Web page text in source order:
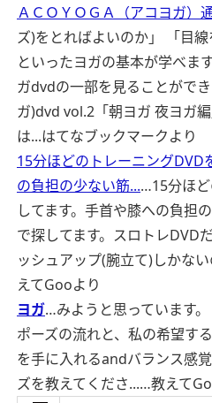
ＡＣＯＹＯＧＡ（アコヨガ）
ズ)をとればよいのか」 「目線
といったヨガの基本が学べま
ガdvdの一部を見ることがで
ガ)dvd vol.2「朝ヨガ 夜ヨガ
は...はてなブックマークより
15分ほどのトレーニングDVD
の負担の少ない筋...…15分ほ
してます。手首や膝への負担
で探してます。スロトレDVD
ッシュアップ(腕立て)しかな
えてGooより
ヨガ…みようと思っています。
ポーズの流れと、私の希望す
を手に入れるandバランス感
ズを教えてくださ...…教えて